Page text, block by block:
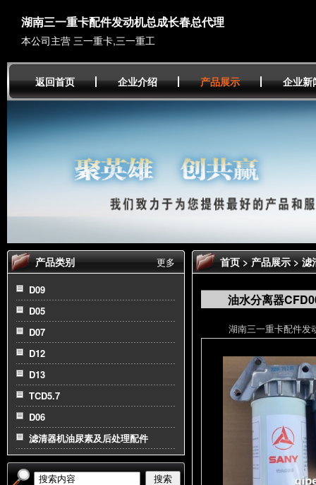
湖南三一重卡配件发动机总成长春总代理
本公司主营 三一重卡,三一重工
返回首页 企业介绍 产品展示 企业新
更多
产品类别
D09
D05
D07
D12
D13
TCD5.7
D06
滤清器机油尿素及后处理配件
搜索
首页>产品展示>滤
油水分离器
湖南三一重卡配件发